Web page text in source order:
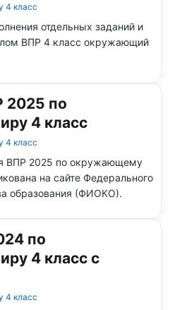
4 класс
отдельных заданий и
ВПР 4 класс окружающий
2025 по
4 класс
4 класс
ВПР 2025 по окружающему
на сайте Федерального
образования (ФИОКО).
по
4 класс с
4 класс